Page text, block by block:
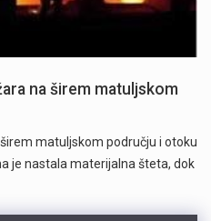
na širem matuljskom
matuljskom području i otoku
je nastala materijalna šteta, dok